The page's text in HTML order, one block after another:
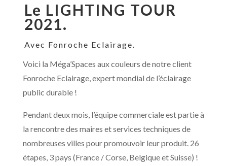
Le LIGHTING TOUR
2021.
Avec Fonroche Eclairage.
Voici la Méga’Spaces aux couleurs de notre client
Fonroche Eclairage, expert mondial de l’éclairage
public durable !
Pendant deux mois, l’équipe commerciale est partie à
la rencontre des maires et services techniques de
nombreuses villes pour promouvoir leur produit. 26
étapes, 3 pays (France / Corse, Belgique et Suisse) !